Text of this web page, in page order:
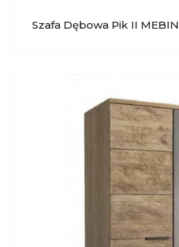
Szafa Dębowa Pik II MEBIN